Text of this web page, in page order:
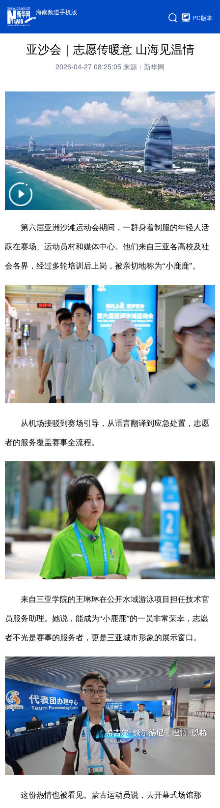
海南频道手机版
PC版本
亚沙会｜志愿传暖意 山海见温情
2026-04-27 08:25:05 来源：新华网
第六届亚洲沙滩运动会期间，一群身着制服的年轻人活
跃在赛场、运动员村和媒体中心。他们来自三亚各高校及社
会各界，经过多轮培训后上岗，被亲切地称为“小鹿鹿”。
从机场接驳到赛场引导，从语言翻译到应急处置，志愿
者的服务覆盖赛事全流程。
来自三亚学院的王琳琳在公开水域游泳项目担任技术官
员服务助理。她说，能成为“小鹿鹿”的一员非常荣幸，志愿
者不光是赛事的服务者，更是三亚城市形象的展示窗口。
这份热情也被看见。蒙古运动员说，去开幕式场馆那